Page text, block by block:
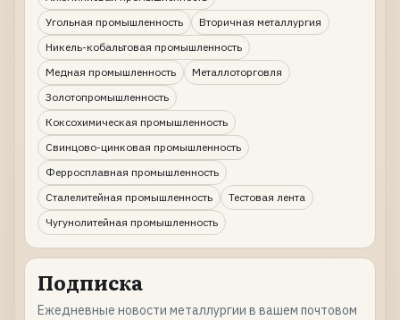
Угольная промышленность
Вторичная металлургия
Никель-кобальтовая промышленность
Медная промышленность
Металлоторговля
Золотопромышленность
Коксохимическая промышленность
Свинцово-цинковая промышленность
Ферросплавная промышленность
Сталелитейная промышленность
Тестовая лента
Чугунолитейная промышленность
Подписка
Ежедневные новости металлургии в вашем почтовом